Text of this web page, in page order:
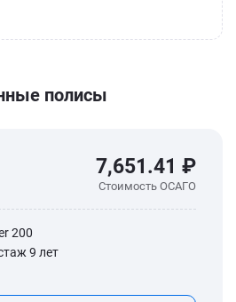
полисы
7,651.41 ₽
Стоимость ОСАГО
200
9 лет